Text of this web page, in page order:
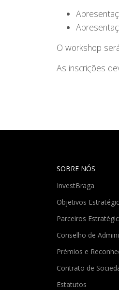
O workshop
As inscrições
SOBRE NÓS
InvestBraga
Objetivos
Parceiros
Conselho de
Prémios e
Contrato de
Estatutos